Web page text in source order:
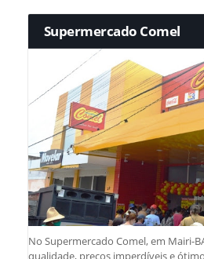
Supermercado Comel
No Supermercado Comel, em Mairi-
qualidade, preços imperdíveis e